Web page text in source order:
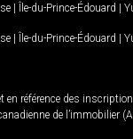
| Île-du-Prince-Édouard |
| Île-du-Prince-Édouard |
référence des
de l’immobilier